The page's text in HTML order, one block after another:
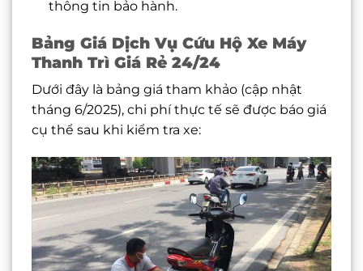
thông tin bảo hành.
Bảng Giá Dịch Vụ Cứu Hộ Xe Máy
Thanh Trì Giá Rẻ 24/24
Dưới đây là bảng giá tham khảo (cập nhật
tháng 6/2025), chi phí thực tế sẽ được báo giá
cụ thể sau khi kiểm tra xe: